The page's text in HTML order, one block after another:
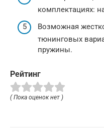
комплектациях:
Возможная
тюнинговых
пружины.
Рейтинг
( Пока оценок нет )